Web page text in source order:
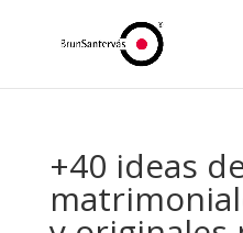
+40 ideas